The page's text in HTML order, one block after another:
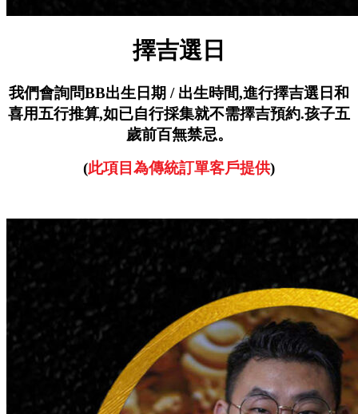
擇吉選日
我們會詢問BB出生日期 / 出生時間,進行擇吉選日和
喜用五行推算,如已自行採集就不需擇吉預約.孩子五
歲前百無禁忌。
(此項目為傳統訂單客戶提供)